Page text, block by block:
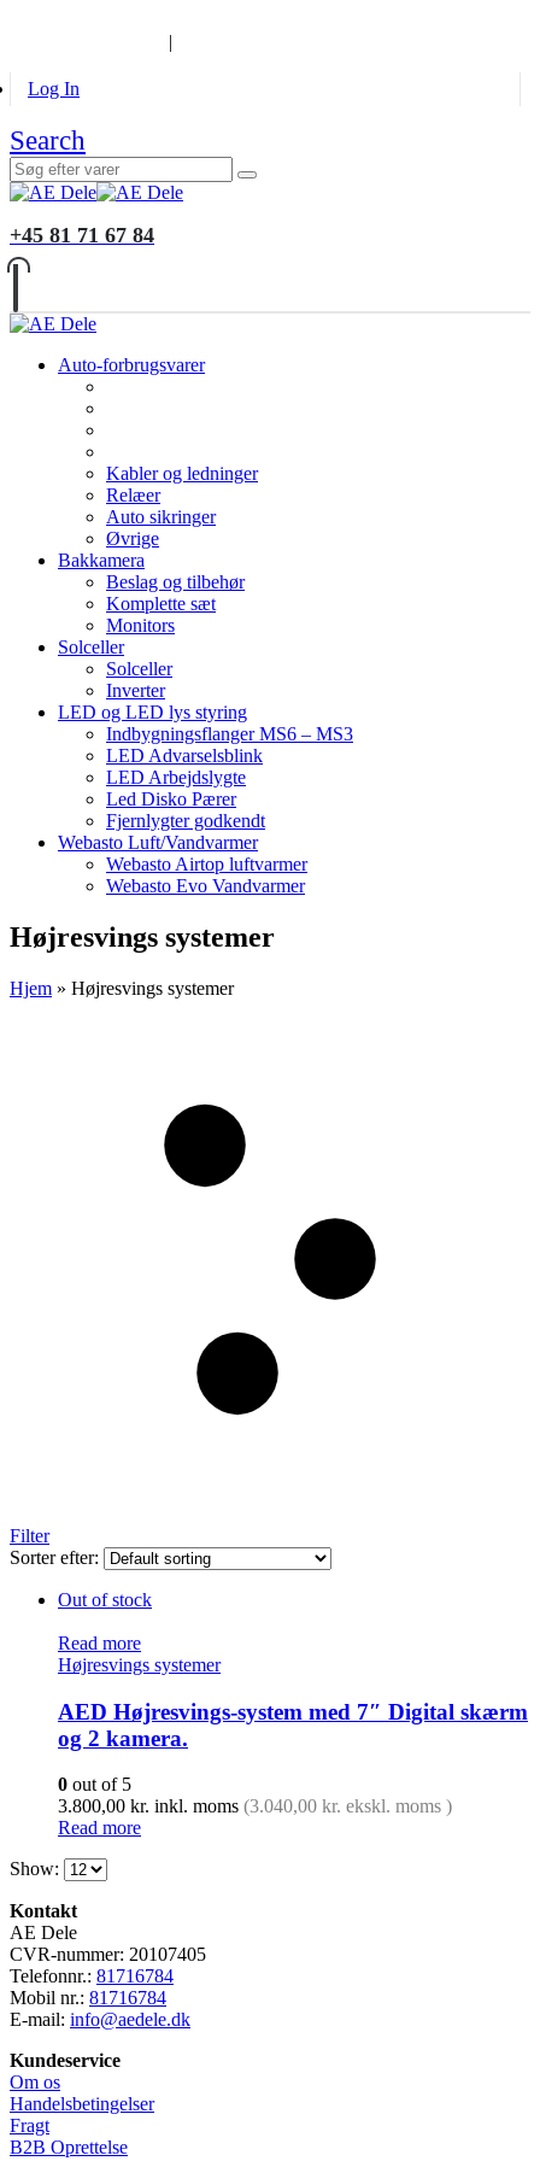
|
Log In
Search
+45 81 71 67 84
Auto-forbrugsvarer
Kabler og ledninger
Relæer
Auto sikringer
Øvrige
Bakkamera
Beslag og tilbehør
Komplette sæt
Monitors
Solceller
Solceller
Inverter
LED og LED lys styring
Indbygningsflanger MS6 – MS3
LED Advarselsblink
LED Arbejdslygte
Led Disko Pærer
Fjernlygter godkendt
Webasto Luft/Vandvarmer
Webasto Airtop luftvarmer
Webasto Evo Vandvarmer
Højresvings systemer
Hjem » Højresvings systemer
Filter
Sorter efter:
Out of stock
Read more
Højresvings systemer
AED Højresvings-system med 7″ Digital skærm
og 2 kamera.
0 out of 5
3.800,00 kr. inkl. moms (3.040,00 kr. ekskl. moms )
Read more
Show:
Kontakt
AE Dele
CVR-nummer: 20107405
Telefonnr.: 81716784
Mobil nr.: 81716784
E-mail: info@aedele.dk
Kundeservice
Om os
Handelsbetingelser
Fragt
B2B Oprettelse